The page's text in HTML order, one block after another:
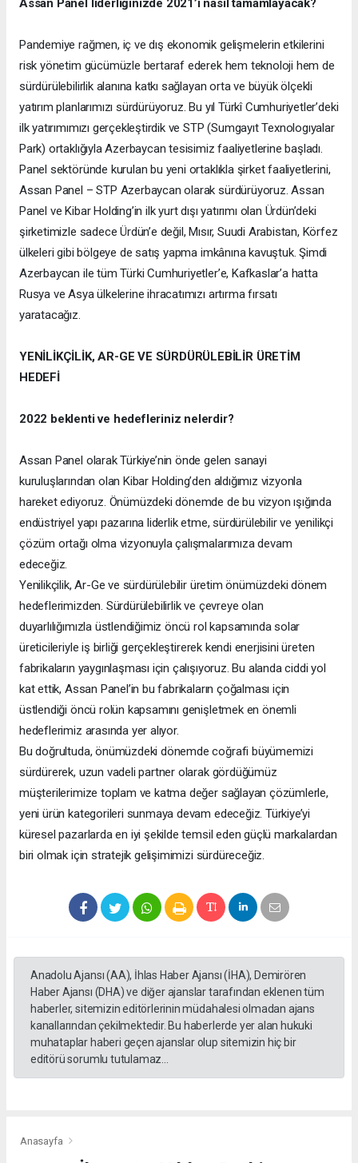
Assan Panel liderliğinizde 2021’i nasıl tamamlayacak?
Pandemiye rağmen, iç ve dış ekonomik gelişmelerin etkilerini
risk yönetim gücümüzle bertaraf ederek hem teknoloji hem de
sürdürülebilirlik alanına katkı sağlayan orta ve büyük ölçekli
yatırım planlarımızı sürdürüyoruz. Bu yıl Türkî Cumhuriyetler’deki
ilk yatırımımızı gerçekleştirdik ve STP (Sumgayıt Texnologıyalar
Park) ortaklığıyla Azerbaycan tesisimiz faaliyetlerine başladı.
Panel sektöründe kurulan bu yeni ortaklıkla şirket faaliyetlerini,
Assan Panel – STP Azerbaycan olarak sürdürüyoruz. Assan
Panel ve Kibar Holding’in ilk yurt dışı yatırımı olan Ürdün’deki
şirketimizle sadece Ürdün’e değil, Mısır, Suudi Arabistan, Körfez
ülkeleri gibi bölgeye de satış yapma imkânına kavuştuk. Şimdi
Azerbaycan ile tüm Türki Cumhuriyetler’e, Kafkaslar’a hatta
Rusya ve Asya ülkelerine ihracatımızı artırma fırsatı
yaratacağız.
YENİLİKÇİLİK, AR-GE VE SÜRDÜRÜLEBİLİR ÜRETİM
HEDEFİ
2022 beklenti ve hedefleriniz nelerdir?
Assan Panel olarak Türkiye’nin önde gelen sanayi
kuruluşlarından olan Kibar Holding’den aldığımız vizyonla
hareket ediyoruz. Önümüzdeki dönemde de bu vizyon ışığında
endüstriyel yapı pazarına liderlik etme, sürdürülebilir ve yenilikçi
çözüm ortağı olma vizyonuyla çalışmalarımıza devam
edeceğiz.
Yenilikçilik, Ar-Ge ve sürdürülebilir üretim önümüzdeki dönem
hedeflerimizden. Sürdürülebilirlik ve çevreye olan
duyarlılığımızla üstlendiğimiz öncü rol kapsamında solar
üreticileriyle iş birliği gerçekleştirerek kendi enerjisini üreten
fabrikaların yaygınlaşması için çalışıyoruz. Bu alanda ciddi yol
kat ettik, Assan Panel’in bu fabrikaların çoğalması için
üstlendiği öncü rolün kapsamını genişletmek en önemli
hedeflerimiz arasında yer alıyor.
Bu doğrultuda, önümüzdeki dönemde coğrafi büyümemizi
sürdürerek, uzun vadeli partner olarak gördüğümüz
müşterilerimize toplam ve katma değer sağlayan çözümlerle,
yeni ürün kategorileri sunmaya devam edeceğiz. Türkiye’yi
küresel pazarlarda en iyi şekilde temsil eden güçlü markalardan
biri olmak için stratejik gelişimimizi sürdüreceğiz.
Anadolu Ajansı (AA), İhlas Haber Ajansı (İHA), Demirören
Haber Ajansı (DHA) ve diğer ajanslar tarafından eklenen tüm
haberler, sitemizin editörlerinin müdahalesi olmadan ajans
kanallarından çekilmektedir. Bu haberlerde yer alan hukuki
muhataplar haberi geçen ajanslar olup sitemizin hiç bir
editörü sorumlu tutulamaz...
Anasayfa